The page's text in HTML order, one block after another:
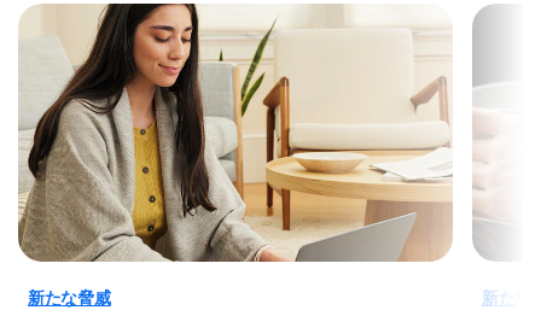
新たな脅威 新たな